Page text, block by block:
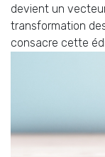
devient un
transformation
consacre cette